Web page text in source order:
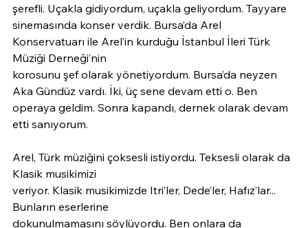
şerefli. Uçakla gidiyordum, uçakla geliyordum. Tayyare
sinemasında konser verdik. Bursa’da Arel
Konservatuarı ile Arel’in kurduğu İstanbul İleri Türk
Müziği Derneği’nin
korosunu şef olarak yönetiyordum. Bursa’da neyzen
Aka Gündüz vardı. İki, üç sene devam etti o. Ben
operaya geldim. Sonra kapandı, dernek olarak devam
etti sanıyorum.
Arel, Türk müziğini çoksesli istiyordu. Teksesli olarak da
Klasik musikimizi
veriyor. Klasik musikimizde Itri’ler, Dede’ler, Hafız’lar...
Bunların eserlerine
dokunulmamasını söylüyordu. Ben onlara da